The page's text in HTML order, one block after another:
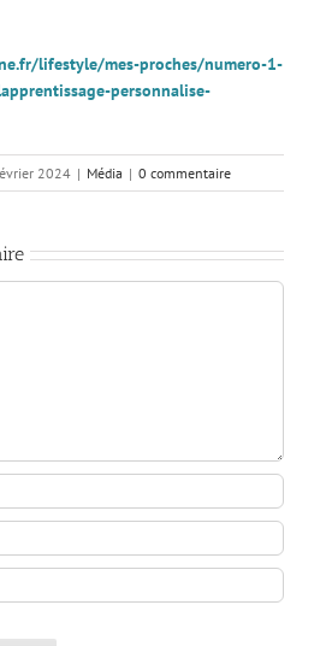
lifestyle/mes-proches/numero-1-
personnalise-
2024 | Média | 0 commentaire